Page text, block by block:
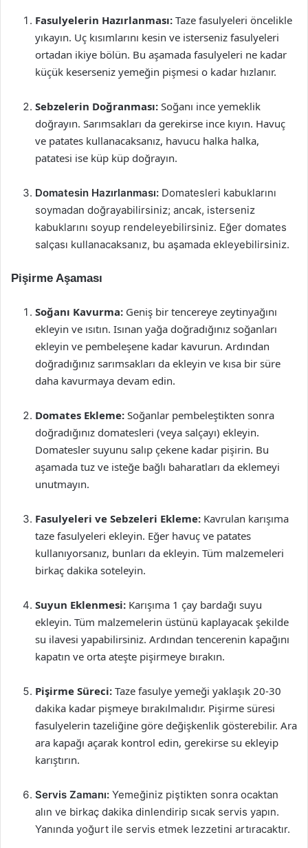
Fasulyelerin Hazırlanması: Taze fasulyeleri öncelikle
yıkayın. Uç kısımlarını kesin ve isterseniz fasulyeleri
ortadan ikiye bölün. Bu aşamada fasulyeleri ne kadar
küçük keserseniz yemeğin pişmesi o kadar hızlanır.
Sebzelerin Doğranması: Soğanı ince yemeklik
doğrayın. Sarımsakları da gerekirse ince kıyın. Havuç
ve patates kullanacaksanız, havucu halka halka,
patatesi ise küp küp doğrayın.
Domatesin Hazırlanması: Domatesleri kabuklarını
soymadan doğrayabilirsiniz; ancak, isterseniz
kabuklarını soyup rendeleyebilirsiniz. Eğer domates
salçası kullanacaksanız, bu aşamada ekleyebilirsiniz.
Pişirme Aşaması
Soğanı Kavurma: Geniş bir tencereye zeytinyağını
ekleyin ve ısıtın. Isınan yağa doğradığınız soğanları
ekleyin ve pembeleşene kadar kavurun. Ardından
doğradığınız sarımsakları da ekleyin ve kısa bir süre
daha kavurmaya devam edin.
Domates Ekleme: Soğanlar pembeleştikten sonra
doğradığınız domatesleri (veya salçayı) ekleyin.
Domatesler suyunu salıp çekene kadar pişirin. Bu
aşamada tuz ve isteğe bağlı baharatları da eklemeyi
unutmayın.
Fasulyeleri ve Sebzeleri Ekleme: Kavrulan karışıma
taze fasulyeleri ekleyin. Eğer havuç ve patates
kullanıyorsanız, bunları da ekleyin. Tüm malzemeleri
birkaç dakika soteleyin.
Suyun Eklenmesi: Karışıma 1 çay bardağı suyu
ekleyin. Tüm malzemelerin üstünü kaplayacak şekilde
su ilavesi yapabilirsiniz. Ardından tencerenin kapağını
kapatın ve orta ateşte pişirmeye bırakın.
Pişirme Süreci: Taze fasulye yemeği yaklaşık 20-30
dakika kadar pişmeye bırakılmalıdır. Pişirme süresi
fasulyelerin tazeliğine göre değişkenlik gösterebilir. Ara
ara kapağı açarak kontrol edin, gerekirse su ekleyip
karıştırın.
Servis Zamanı: Yemeğiniz piştikten sonra ocaktan
alın ve birkaç dakika dinlendirip sıcak servis yapın.
Yanında yoğurt ile servis etmek lezzetini artıracaktır.